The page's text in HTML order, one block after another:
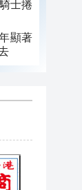
士捲
顯著